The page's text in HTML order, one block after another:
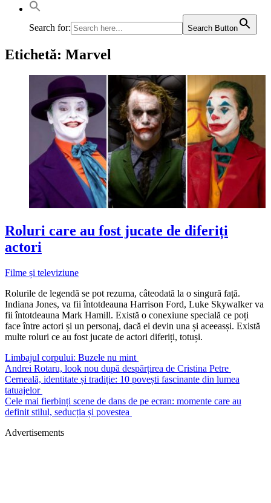
Search for: Search Button
Etichetă: Marvel
Roluri care au fost jucate de diferiți
actori
Filme și televiziune
Rolurile de legendă se pot rezuma, câteodată la o singură față.
Indiana Jones, va fii întotdeauna Harrison Ford, Luke Skywalker va
fii întotdeauna Mark Hamill. Există o conexiune specială ce poți
face între actori și un personaj, dacă ei devin una și aceeasși. Există
multe roluri ce au fost jucate de actori diferiți, totuși.
Limbajul corpului: Buzele nu mint
Andrei Rotaru, look nou după despărțirea de Cristina Petre
Cerneală, identitate și tradiție: 10 povești fascinante din lumea
tatuajelor
Cele mai fierbinți scene de dans de pe ecran: momente care au
definit stilul, seducția și povestea
Advertisements